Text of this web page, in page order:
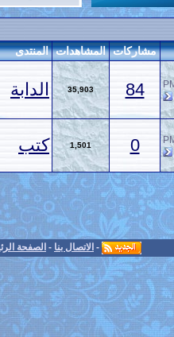
مشاركات المشاهدات المنتدى
84
35,903 الدابة
0
1,501 كتب
- الاتصال بنا - الصفحة